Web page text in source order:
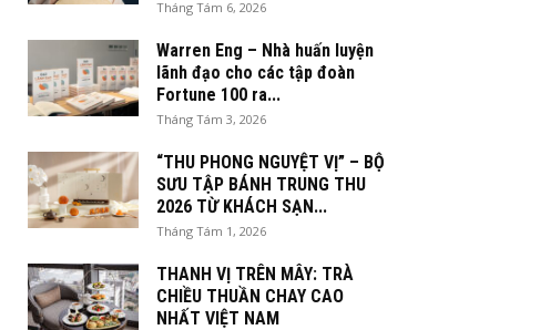
Tháng Tám 6, 2026
Warren Eng – Nhà huấn luyện
lãnh đạo cho các tập đoàn
Fortune 100 ra...
Tháng Tám 3, 2026
“THU PHONG NGUYỆT VỊ” – BỘ
SƯU TẬP BÁNH TRUNG THU
2026 TỪ KHÁCH SẠN...
Tháng Tám 1, 2026
THANH VỊ TRÊN MÂY: TRÀ
CHIỀU THUẦN CHAY CAO
NHẤT VIỆT NAM